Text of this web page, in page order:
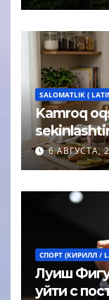
SALOMATLIK (
Kamroq
6 АВГУСТА,
СПОРТ (КИРИЛЛ /
Луиш
уйти с